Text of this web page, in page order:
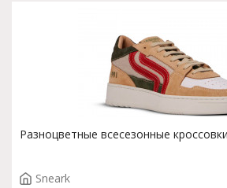
Разноцветные всесезонные
Sneark